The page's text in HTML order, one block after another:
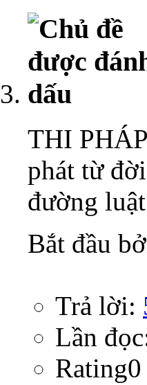
THI
phát từ
đường
Bắt đầu
Trả lời:
Lần